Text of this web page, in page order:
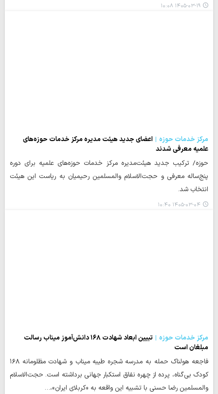
۱۴۰۵-۰۳-۱۹ ۱۰:۰۸
مرکز خدمات حوزه
اعضای جدید هیئت مدیره مرکز خدمات حوزه‌های
علمیه معرفی شدند
حوزه/ ترکیب جدید هیئت‌مدیره مرکز خدمات حوزه‌های علمیه برای دوره‌
پنج‌ساله معرفی و حجت‌الاسلام والمسلمین رحیمیان به ریاست این هیئت
انتخاب شد.
۱۴۰۵-۰۳-۰۴ ۱۰:۴۰
مرکز خدمات حوزه
تبیین ابعاد شهادت ۱۶۸ دانش‌آموز میناب رسالت
مبلغان است
فاجعه هولناک حمله به مدرسه شجره طیبه میناب و شهادت مظلومانه ۱۶۸
کودک بی‌گناه، پرده از چهره نفاق استکبار جهانی برداشته است. حجت‌الاسلام
والمسلمین رضا حسنی با تشبیه این واقعه به «کربلای ایران»،…